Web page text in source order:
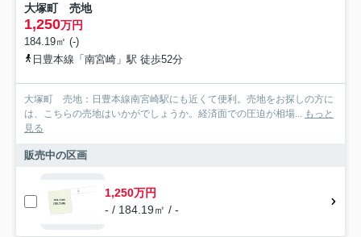
大塚町 売地
1,250万円
184.19㎡ (-)
日豊本線「南宮崎」駅 徒歩52分
大塚町 売地：日豊本線南宮崎駅にも近くて便利。売地をお探しの方に
は、こちらの売地はいかがでしょうか。経済面での圧迫が相場... もっと
見る
販売中の区画
1,250万円
- / 184.19㎡ / -